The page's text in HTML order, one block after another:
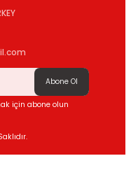
Abone Ol
için abone olun